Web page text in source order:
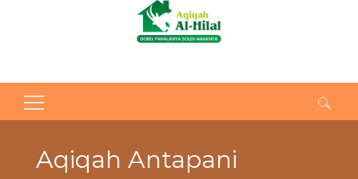
Search
Aqiqah Antapani